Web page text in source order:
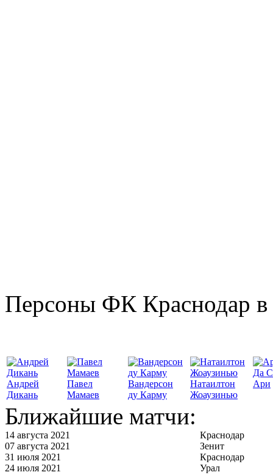
Персоны ФК Краснодар в
Андрей
Дикань
Павел
Мамаев
Вандерсон
ду Карму
Натаилтон
Жоаузинью
Да
Ари
Ближайшие матчи:
14 августа 2021
Краснодар
07 августа 2021
Зенит
31 июля 2021
Краснодар
24 июля 2021
Урал